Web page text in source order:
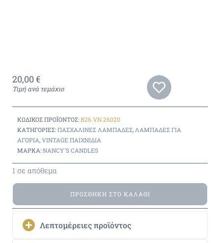
20,00€
Τιμή ανά τεμάχιο
ΚΩΔΙΚΌΣ ΠΡΟΪΌΝΤΟΣ:B26.VN.26020
ΚΑΤΗΓΟΡΊΕΣ:ΠΑΣΧΑΛΙΝΈΣ ΛΑΜΠΆΔΕΣ, ΛΑΜΠΆΔΕΣ ΓΙΑ
ΑΓΟΡΙΑ,VINTAGE ΠΑΙΧΝΊΔΙΑ
ΜΆΡΚΑ:NANCY'S CANDLES
1 σε απόθεμα
ΠΡΟΣΘΉΚΗ ΣΤΟ ΚΑΛΆΘΙ
Λεπτομέρειες προϊόντος